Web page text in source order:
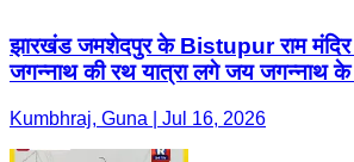
झारखंड जमशेदपुर के Bistupur राम मंदिर
जगन्नाथ की रथ यात्रा लगे जय जगन्नाथ के
Kumbhraj, Guna | Jul 16, 2026